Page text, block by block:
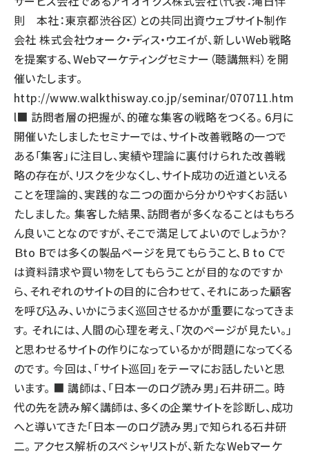
則 本社：東京都渋谷区）との共同出資ウェブサイト制作
会社 株式会社ウォーク・ディス・ウエイが、新しいWeb戦略
を提案する、Webマーケティングセミナー（聴講無料）を開
催いたします。
http://www.walkthisway.co.jp/seminar/070711.htm
l■ 訪問者層の把握が、的確な集客の戦略をつくる。 6月に
開催いたしましたセミナーでは、サイト改善戦略の一つで
ある「集客」に注目し、実績や理論に裏付けられた改善戦
略の存在が、リスクを少なくし、サイト成功の近道といえる
ことを理論的、実践的な二つの面から分かりやすくお話い
たしました。 集客した結果、訪問者が多くなることはもちろ
ん良いことなのですが、そこで満足してよいのでしょうか？
Ｂto Bでは多くの製品ページを見てもらうこと、B to Cで
は資料請求や買い物をしてもらうことが目的なのですか
ら、それぞれのサイトの目的に合わせて、それにあった顧客
を呼び込み、いかにうまく巡回させるかが重要になってきま
す。 それには、人間の心理を考え、「次のページが見たい。」
と思わせるサイトの作りになっているかが問題になってくる
のです。 今回は、「サイト巡回」をテーマにお話したいと思
います。 ■ 講師は、「日本一のログ読み男」石井研二。 時
代の先を読み解く講師は、多くの企業サイトを診断し、成功
へと導いてきた「日本一のログ読み男」で知られる石井研
二。 アクセス解析のスペシャリストが、新たなWebマーケ